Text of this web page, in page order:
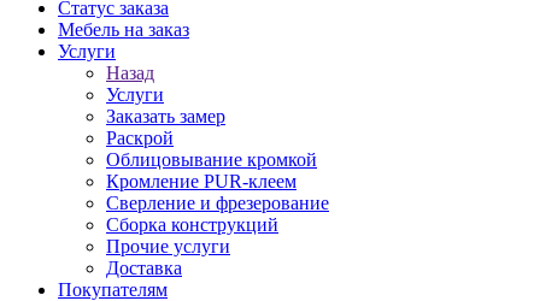
Статус заказа
Мебель на заказ
Услуги
Назад
Услуги
Заказать замер
Раскрой
Облицовывание кромкой
Кромление PUR-клеем
Сверление и фрезерование
Сборка конструкций
Прочие услуги
Доставка
Покупателям